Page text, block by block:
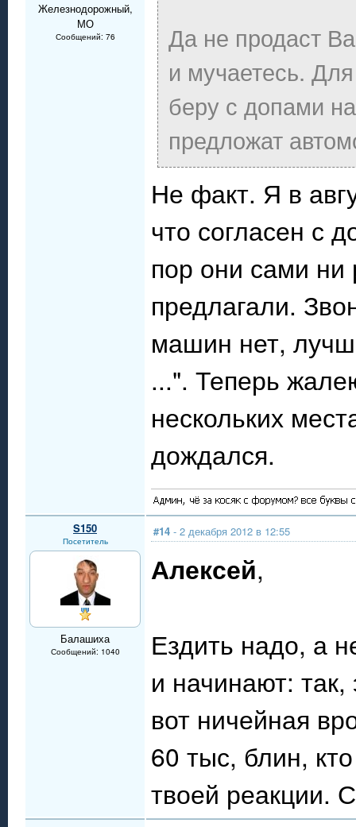
Железнодорожный,
МО
Сообщений: 76
Да не продаст
и мучаетесь.
беру с допами
предложат
Не факт. Я в
что согласен с
пор они сами ни
предлагали.
машин нет,
...". Теперь
нескольких
дождался.
S150
Посетитель
Балашиха
Сообщений: 1040
#14 - 2 декабря 2012 в 12:55
Алексей,
Ездить надо, а
и начинают:
вот ничейная
60 тыс, блин,
твоей реакции.